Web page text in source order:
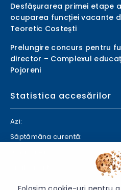
Desfășurarea primei etape
ocuparea funcției vacante
Teoretic Costești
Prelungire concurs pentru
director – Complexul
Pojoreni
Statistica accesărilor
Azi:
Săptămâna curentă: